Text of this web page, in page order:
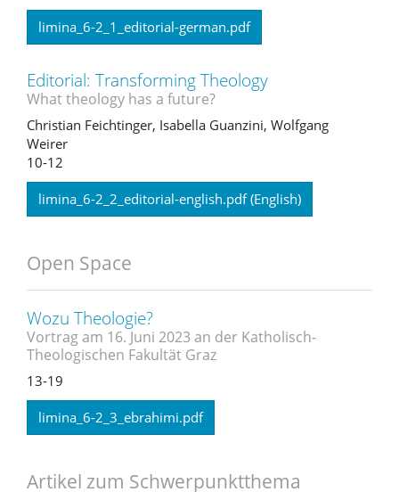
limina_6-2_1_editorial-german.pdf
Editorial: Transforming Theology
What theology has a future?
Christian Feichtinger, Isabella Guanzini, Wolfgang
Weirer
10-12
limina_6-2_2_editorial-english.pdf (English)
Open Space
Wozu Theologie?
Vortrag am 16. Juni 2023 an der Katholisch-
Theologischen Fakultät Graz
13-19
limina_6-2_3_ebrahimi.pdf
Artikel zum Schwerpunktthema